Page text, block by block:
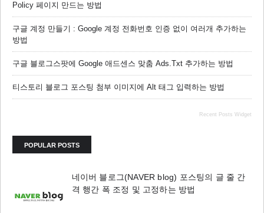
Policy 페이지 만드는 방법
구글 계정 만들기 : Google 계정 전화번호 인증 없이 여러개 추가하는
방법
구글 블로그스팟에 Google 애드센스 맞춤 Ads.txt 추가하는 방법
티스토리 블로그 포스팅 첨부 이미지에 Alt 태그 입력하는 방법
Recent Posts Widget
POPULAR POSTS
네이버 블로그(NAVER blog) 포스팅의 글 줄 간
격 행간 폭 조정 및 고정하는 방법